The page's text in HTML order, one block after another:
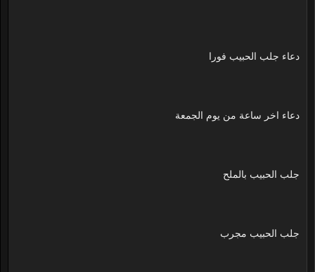
دعاء جلب الحبيب فورا
دعاء اخر ساعة من يوم الجمعة
جلب الحبيب بالملح
جلب الحبيب مجرب